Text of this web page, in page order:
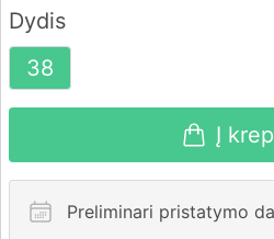
Dydis
38
Į
Preliminari pristatymo